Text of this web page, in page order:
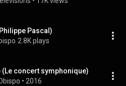
Pascal)
2.8K plays
(Le concert symphonique)
• 2016